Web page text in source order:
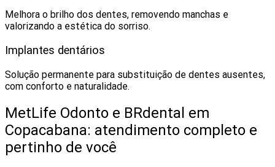
Melhora o brilho dos dentes, removendo manchas e
valorizando a estética do sorriso.
Implantes dentários
Solução permanente para substituição de dentes ausentes,
com conforto e naturalidade.
MetLife Odonto e BRdental em
Copacabana: atendimento completo e
pertinho de você